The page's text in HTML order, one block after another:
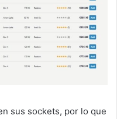
sus sockets, por lo que